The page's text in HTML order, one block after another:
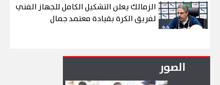
الزمالك يعلن التشكيل الكامل للجهاز الفني
لفريق الكرة بقيادة معتمد جمال
الصور